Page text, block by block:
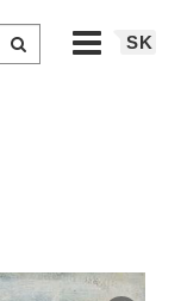
SK